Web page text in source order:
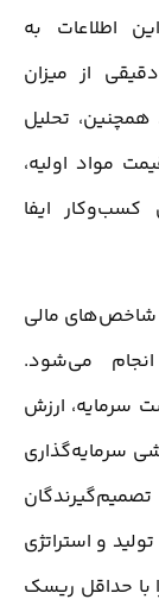
اطلاعات به
از میزان
تحلیل
مواد اولیه،
ایفا
شاخص‌های مالی
انجام می‌شود.
سرمایه، ارزش
سرمایه‌گذاری
و استراتژی
با حداقل ریسک